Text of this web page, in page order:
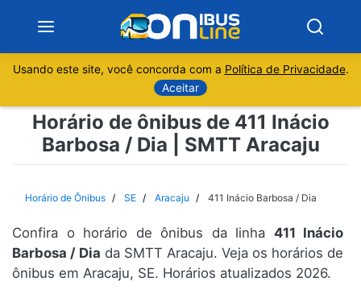
Sobre
Rio de Janeiro
Usando este site, você concorda com a Política de Privacidade.
Aceitar
Horário de ônibus de 411 Inácio
Barbosa / Dia | SMTT Aracaju
Horário de Ônibus SE Aracaju 411 Inácio Barbosa / Dia
Confira o horário de ônibus da linha 411 Inácio
Barbosa / Dia da SMTT Aracaju. Veja os horários de
ônibus em Aracaju, SE. Horários atualizados 2026.